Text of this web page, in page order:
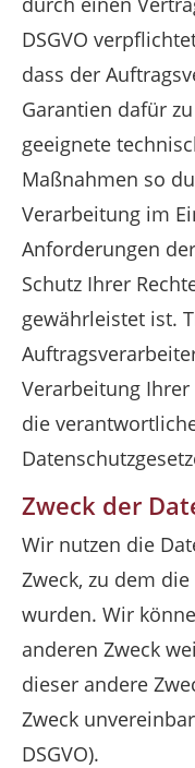
DSGVO
dass der
Garantien dafür
geeignete
Maßnahmen so
Verarbeitung im
Anforderungen
Schutz Ihrer
gewährleistet ist.
Verarbeitung
die
Zweck der
Wir nutzen die
Zweck, zu dem
wurden. Wir
anderen Zweck
dieser andere
Zweck
DSGVO).